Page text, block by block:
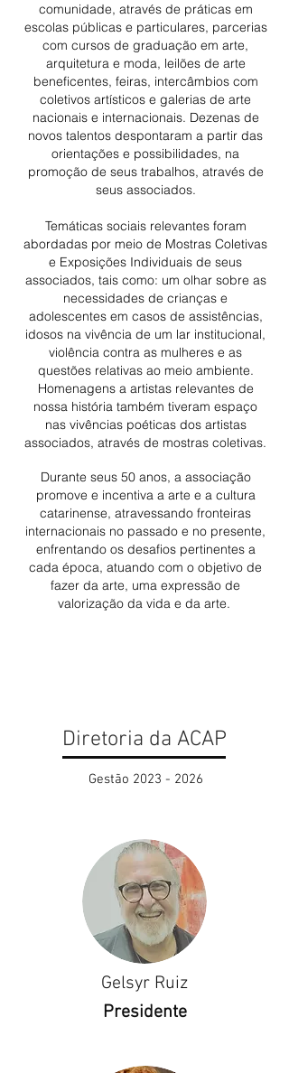
comunidade, através de práticas em
escolas públicas e particulares, parcerias
com cursos de graduação em arte,
arquitetura e moda, leilões de arte
beneficentes, feiras, intercâmbios com
coletivos artísticos e galerias de arte
nacionais e internacionais. Dezenas de
novos talentos despontaram a partir das
orientações e possibilidades, na
promoção de seus trabalhos, através de
seus associados.
Temáticas sociais relevantes foram
abordadas por meio de Mostras Coletivas
e Exposições Individuais de seus
associados, tais como: um olhar sobre as
necessidades de crianças e
adolescentes em casos de assistências,
idosos na vivência de um lar institucional,
violência contra as mulheres e as
questões relativas ao meio ambiente.
Homenagens a artistas relevantes de
nossa história também tiveram espaço
nas vivências poéticas dos artistas
associados, através de mostras coletivas.
Durante seus 50 anos, a associação
promove e incentiva a arte e a cultura
catarinense, atravessando fronteiras
internacionais no passado e no presente,
enfrentando os desafios pertinentes a
cada época, atuando com o objetivo de
fazer da arte, uma expressão de
valorização da vida e da arte.
Diretoria da ACAP
Gestão 2023 - 2026
Gelsyr Ruiz
Presidente